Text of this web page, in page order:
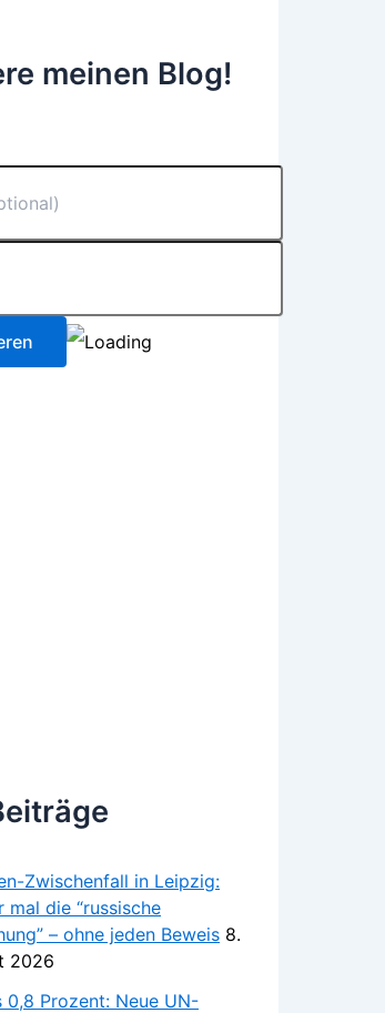
meinen Blog!
Zwischenfall in Leipzig:
mal die “russische
– ohne jeden Beweis 8.
2026
0,8 Prozent: Neue UN-